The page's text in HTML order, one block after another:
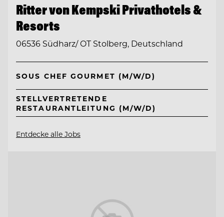
Ritter von Kempski Privathotels &
Resorts
06536 Südharz/ OT Stolberg, Deutschland
SOUS CHEF GOURMET (M/W/D)
STELLVERTRETENDE
RESTAURANTLEITUNG (M/W/D)
Entdecke alle Jobs